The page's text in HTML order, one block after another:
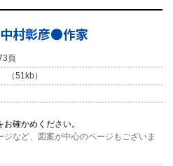
村彰彦●作家
頁
（51kb）
確かめください。
ジなど、図案が中心のページもございま